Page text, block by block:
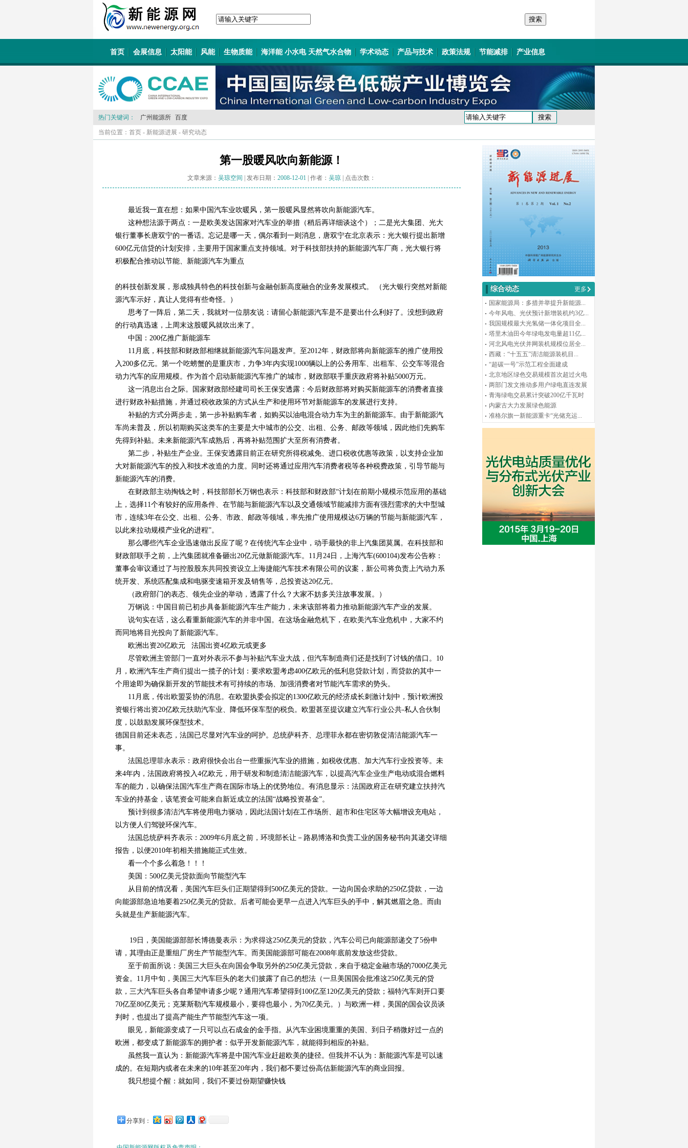
首页 会展信息 太阳能 风能 生物质能 海洋能 小水电 天然气水合物 学术动态 产品与技术 政策法规 节能减排 产业信息
热门关键词： 广州能源所 百度
当前位置： 首页 - 新能源进展 - 研究动态
第一股暖风吹向新能源！
文章来源： 吴琼空间 | 发布日期： 2008-12-01 | 作者： 吴琼 | 点击次数：
最近我一直在想：如果中国汽车业吹暖风，第一股暖风显然将吹向新能源汽车。
这种想法源于两点：一是欧美发达国家对汽车业的举措（稍后再详细谈这个）；二是光大集团、光大
银行董事长唐双宁的一番话。忘记是哪一天，偶尔看到一则消息，唐双宁在北京表示：光大银行提出新增
600亿元信贷的计划安排，主要用于国家重点支持领域。对于科技部扶持的新能源汽车厂商，光大银行将
积极配合推动以节能、新能源汽车为重点
的科技创新发展，形成独具特色的科技创新与金融创新高度融合的业务发展模式。 （光大银行突然对新能
源汽车示好，真让人觉得有些奇怪。）
思考了一阵后，第二天，我就对一位朋友说：请留心新能源汽车是不是要出什么利好了。没想到政府
的行动真迅速，上周末这股暖风就吹出来了。
中国：200亿推广新能源车
11月底，科技部和财政部相继就新能源汽车问题发声。至2012年，财政部将向新能源车的推广使用投
入200多亿元。第一个吃螃蟹的是重庆市，力争3年内实现1000辆以上的公务用车、出租车、公交车等混合
动力汽车的应用规模。作为首个启动新能源汽车推广的城市，财政部联手重庆政府将补贴5000万元。
这一消息出台之际。国家财政部经建司司长王保安透露：今后财政部将对购买新能源车的消费者直接
进行财政补贴措施，并通过税收政策的方式从生产和使用环节对新能源车的发展进行支持。
补贴的方式分两步走，第一步补贴购车者，如购买以油电混合动力车为主的新能源车。由于新能源汽
车尚未普及，所以初期购买这类车的主要是大中城市的公交、出租、公务、邮政等领域，因此他们先购车
先得到补贴。未来新能源汽车成熟后，再将补贴范围扩大至所有消费者。
第二步，补贴生产企业。王保安透露目前正在研究所得税减免、进口税收优惠等政策，以支持企业加
大对新能源汽车的投入和技术改造的力度。同时还将通过应用汽车消费者税等各种税费政策，引导节能与
新能源汽车的消费。
在财政部主动掏钱之时，科技部部长万钢也表示：科技部和财政部“计划在前期小规模示范应用的基础
上，选择11个有较好的应用条件、在节能与新能源汽车以及交通领域节能减排方面有强烈需求的大中型城
市，连续3年在公交、出租、公务、市政、邮政等领域，率先推广使用规模达6万辆的节能与新能源汽车，
以此来拉动规模产业化的进程”。
那么哪些汽车企业迅速做出反应了呢？在传统汽车企业中，动手最快的非上汽集团莫属。在科技部和
财政部联手之前，上汽集团就准备砸出20亿元做新能源汽车。11月24日，上海汽车(600104)发布公告称：
董事会审议通过了与控股股东共同投资设立上海捷能汽车技术有限公司的议案，新公司将负责上汽动力系
统开发、系统匹配集成和电驱变速箱开发及销售等，总投资达20亿元。
（政府部门的表态、领先企业的举动，透露了什么？大家不妨多关注故事发展。）
万钢说：中国目前已初步具备新能源汽车生产能力，未来该部将着力推动新能源汽车产业的发展。
说句实在话，这么看重新能源汽车的并非中国。在这场金融危机下，在欧美汽车业危机中，大家不约
而同地将目光投向了新能源汽车。
欧洲出资20亿欧元 法国出资4亿欧元或更多
尽管欧洲主管部门一直对外表示不参与补贴汽车业大战，但汽车制造商们还是找到了讨钱的借口。10
月，欧洲汽车生产商们提出一揽子的计划：要求欧盟考虑400亿欧元的低利息贷款计划，而贷款的其中一
个用途即为确保新开发的节能技术有可持续的市场、加强消费者对节能汽车需求的势头。
11月底，传出欧盟妥协的消息。在欧盟执委会拟定的1300亿欧元的经济成长刺激计划中，预计欧洲投
资银行将出资20亿欧元扶助汽车业、降低环保车型的税负。欧盟甚至提议建立汽车行业公共-私人合伙制
度，以鼓励发展环保型技术。
德国目前还未表态，法国已尽显对汽车业的呵护。总统萨科齐、总理菲永都在密切敦促清洁能源汽车一
事。
法国总理菲永表示：政府很快会出台一些重振汽车业的措施，如税收优惠、加大汽车行业投资等。未
来4年内，法国政府将投入4亿欧元，用于研发和制造清洁能源汽车，以提高汽车企业生产电动或混合燃料
车的能力，以确保法国汽车生产商在国际市场上的优势地位。有消息显示：法国政府正在研究建立扶持汽
车业的持基金，该笔资金可能来自新近成立的法国“战略投资基金”。
预计到很多清洁汽车将使用电力驱动，因此法国计划在工作场所、超市和住宅区等大幅增设充电站，
以方便人们驾驶环保汽车。
法国总统萨科齐表示：2009年6月底之前，环境部长让－路易博洛和负责工业的国务秘书向其递交详细
报告，以便2010年初相关措施能正式生效。
看一个个多么着急！！！
美国：500亿美元贷款面向节能型汽车
从目前的情况看，美国汽车巨头们正期望得到500亿美元的贷款。一边向国会求助的250亿贷款，一边
向能源部急迫地要着250亿美元的贷款。后者可能会更早一点进入汽车巨头的手中，解其燃眉之急。而由
头就是生产新能源汽车。
19日，美国能源部部长博德曼表示：为求得这250亿美元的贷款，汽车公司已向能源部递交了5份申
请，其理由正是重组厂房生产节能型汽车。而美国能源部可能在2008年底前发放这些贷款。
至于前面所说：美国三大巨头在向国会争取另外的250亿美元贷款，来自于稳定金融市场的7000亿美元
资金。11月中旬，美国三大汽车巨头的老大们披露了自己的想法（一旦美国国会批准这250亿美元的贷
款，三大汽车巨头各自希望申请多少呢？通用汽车希望得到100亿至120亿美元的贷款；福特汽车则开口要
70亿至80亿美元；克莱斯勒汽车规模最小，要得也最小，为70亿美元。）与欧洲一样，美国的国会议员谈
判时，也提出了提高产能生产节能型汽车这一项。
眼见，新能源变成了一只可以点石成金的金手指。从汽车业困境重重的美国、到日子稍微好过一点的
欧洲，都变成了新能源车的拥护者：似乎开发新能源汽车，就能得到相应的补贴。
虽然我一直认为：新能源汽车将是中国汽车业赶超欧美的捷径。但我并不认为：新能源汽车是可以速
成的。在短期内或者在未来的10年甚至20年内，我们都不要过份高估新能源汽车的商业回报。
我只想提个醒：就如同，我们不要过份期望赚快钱
分享到：
综合动态
更多
国家能源局：多措并举提升新能源...
今年风电、光伏预计新增装机约3亿...
我国规模最大光氢储一体化项目全...
塔里木油田今年绿电发电量超11亿...
河北风电光伏并网装机规模位居全...
西藏：“十五五”清洁能源装机目...
“超碳一号”示范工程全面建成
北京地区绿色交易规模首次超过火电
两部门发文推动多用户绿电直连发展
青海绿电交易累计突破200亿千瓦时
内蒙古大力发展绿色能源
准格尔旗一新能源重卡“光储充运...